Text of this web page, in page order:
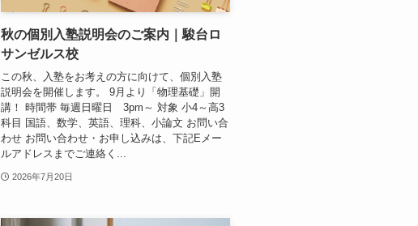
秋の個別入塾説明会のご案内｜駿台ロ
サンゼルス校
この秋、入塾をお考えの方に向けて、個別入塾
説明会を開催します。 9月より「物理基礎」開
講！ 時間帯 毎週日曜日 3pm～ 対象 小4～高3
科目 国語、数学、英語、理科、小論文 お問い合
わせ お問い合わせ・お申し込みは、下記Eメー
ルアドレスまでご連絡く...
2026年7月20日